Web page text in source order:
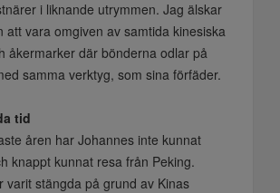
i liknande utrymmen. Jag älskar
att vara omgiven av samtida kinesiska
åkermarker där bönderna odlar på
samma verktyg, som sina förfäder.
tid
åren har Johannes inte kunnat
knappt kunnat resa från Peking.
varit stängda på grund av Kinas